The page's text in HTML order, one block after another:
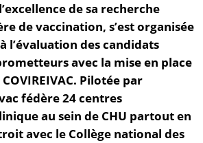
de sa recherche
de vaccination, s’est organisée
l’évaluation des candidats
avec la mise en place
Pilotée par
fédère 24 centres
au sein de CHU partout en
avec le Collège national des